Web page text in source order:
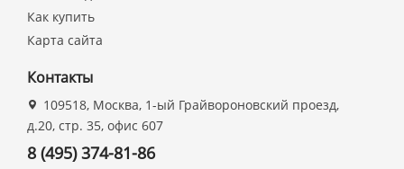
Как купить
Карта сайта
Контакты
109518, Москва, 1-ый Грайвороновский проезд,
д.20, стр. 35, офис 607
8 (495) 374-81-86